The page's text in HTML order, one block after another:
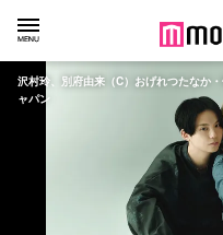
沢村玲、別府由来（C）おげれつたなか
ャパン